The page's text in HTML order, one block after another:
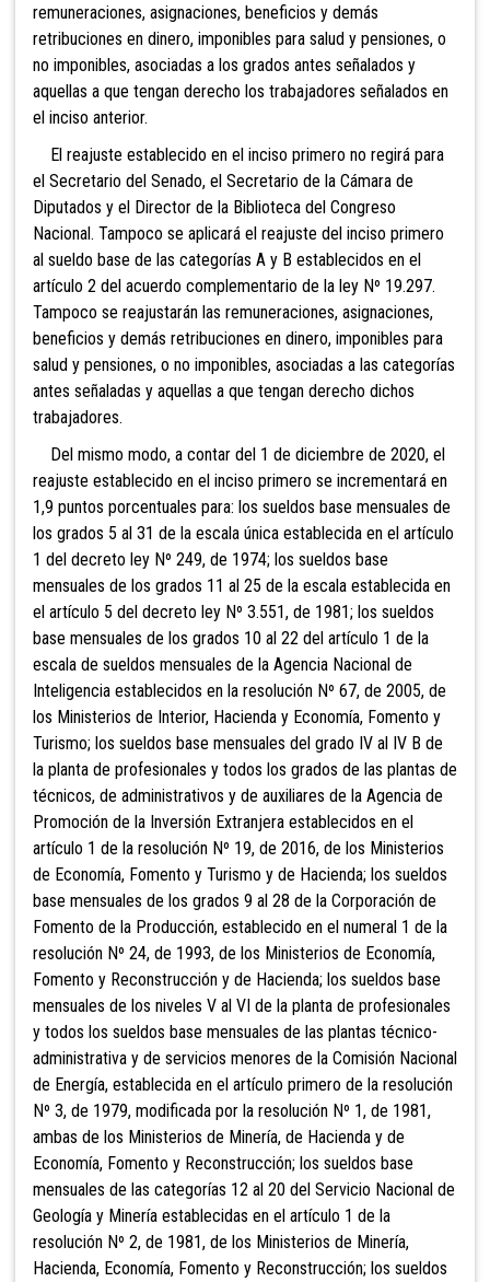
remuneraciones, asignaciones, beneficios y demás
retribuciones en dinero, imponibles para salud y pensiones, o
no imponibles, asociadas a los grados antes señalados y
aquellas a que tengan derecho los trabajadores señalados en
el inciso anterior.
El reajuste establecido en el inciso primero no regirá para
el Secretario del Senado, el Secretario de la Cámara de
Diputados y el Director de la Biblioteca del Congreso
Nacional. Tampoco se aplicará el reajuste del inciso primero
al sueldo base de las categorías A y B establecidos en el
artículo 2 del acuerdo complementario de la ley Nº 19.297.
Tampoco se reajustarán las remuneraciones, asignaciones,
beneficios y demás retribuciones en dinero, imponibles para
salud y pensiones, o no imponibles, asociadas a las categorías
antes señaladas y aquellas a que tengan derecho dichos
trabajadores.
Del mismo modo, a contar del 1 de diciembre de 2020, el
reajuste establecido en el inciso primero se incrementará en
1,9 puntos porcentuales para: los sueldos base mensuales de
los grados 5 al 31 de la escala única establecida en el artículo
1 del decreto ley Nº 249, de 1974; los sueldos base
mensuales de los grados 11 al 25 de la escala establecida en
el artículo 5 del decreto ley Nº 3.551, de 1981; los sueldos
base mensuales de los grados 10 al 22 del artículo 1 de la
escala de sueldos mensuales de la Agencia Nacional de
Inteligencia establecidos en la resolución Nº 67, de 2005, de
los Ministerios de Interior, Hacienda y Economía, Fomento y
Turismo; los sueldos base mensuales del grado IV al IV B de
la planta de profesionales y todos los grados de las plantas de
técnicos, de administrativos y de auxiliares de la Agencia de
Promoción de la Inversión Extranjera establecidos en el
artículo 1 de la resolución Nº 19, de 2016, de los Ministerios
de Economía, Fomento y Turismo y de Hacienda; los sueldos
base mensuales de los grados 9 al 28 de la Corporación de
Fomento de la Producción, establecido en el numeral 1 de la
resolución Nº 24, de 1993, de los Ministerios de Economía,
Fomento y Reconstrucción y de Hacienda; los sueldos base
mensuales de los niveles V al VI de la planta de profesionales
y todos los sueldos base mensuales de las plantas técnico-
administrativa y de servicios menores de la Comisión Nacional
de Energía, establecida en el artículo primero de la resolución
Nº 3, de 1979, modificada por la resolución Nº 1, de 1981,
ambas de los Ministerios de Minería, de Hacienda y de
Economía, Fomento y Reconstrucción; los sueldos base
mensuales de las categorías 12 al 20 del Servicio Nacional de
Geología y Minería establecidas en el artículo 1 de la
resolución Nº 2, de 1981, de los Ministerios de Minería,
Hacienda, Economía, Fomento y Reconstrucción; los sueldos